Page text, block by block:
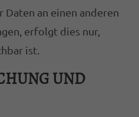
an einen anderen
erfolgt dies nur,
ist.
UND